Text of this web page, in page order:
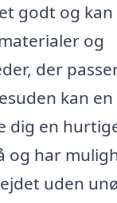
godt og
og
der
kan
dig en
og har
uden